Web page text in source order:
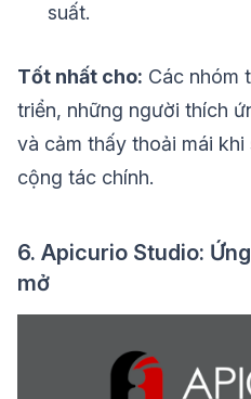
suất.
Tốt nhất cho: Các nhóm
triển, những người thích
và cảm thấy thoải mái
cộng tác chính.
6. Apicurio Studio:
mở